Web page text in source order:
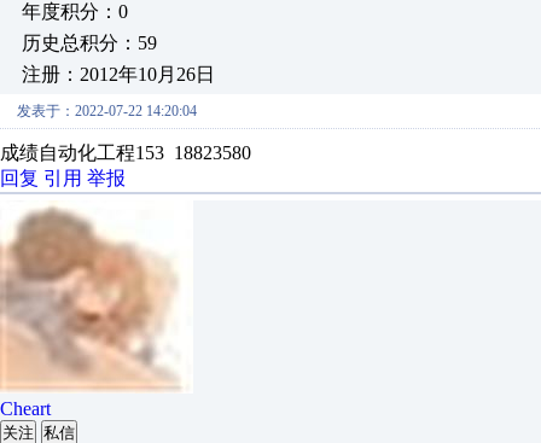
年度积分：0
历史总积分：59
注册：2012年10月26日
发表于：2022-07-22 14:20:04
成绩自动化工程153 18823580
回复 引用 举报
Cheart
关注 私信